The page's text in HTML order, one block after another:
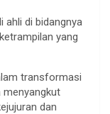
ahli di bidangnya
yang
transformasi
menyangkut
dan